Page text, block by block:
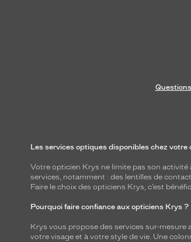
Les services optiques disponibles chez votre
Votre opticien Krys ne limite pas son activité
services, notamment : des lentilles de contact
Faire le choix des opticiens Krys, c’est
Pourquoi faire confiance aux opticiens Krys ?
Krys vous propose des services sur-mesure
votre visage et à votre style de vie. Une